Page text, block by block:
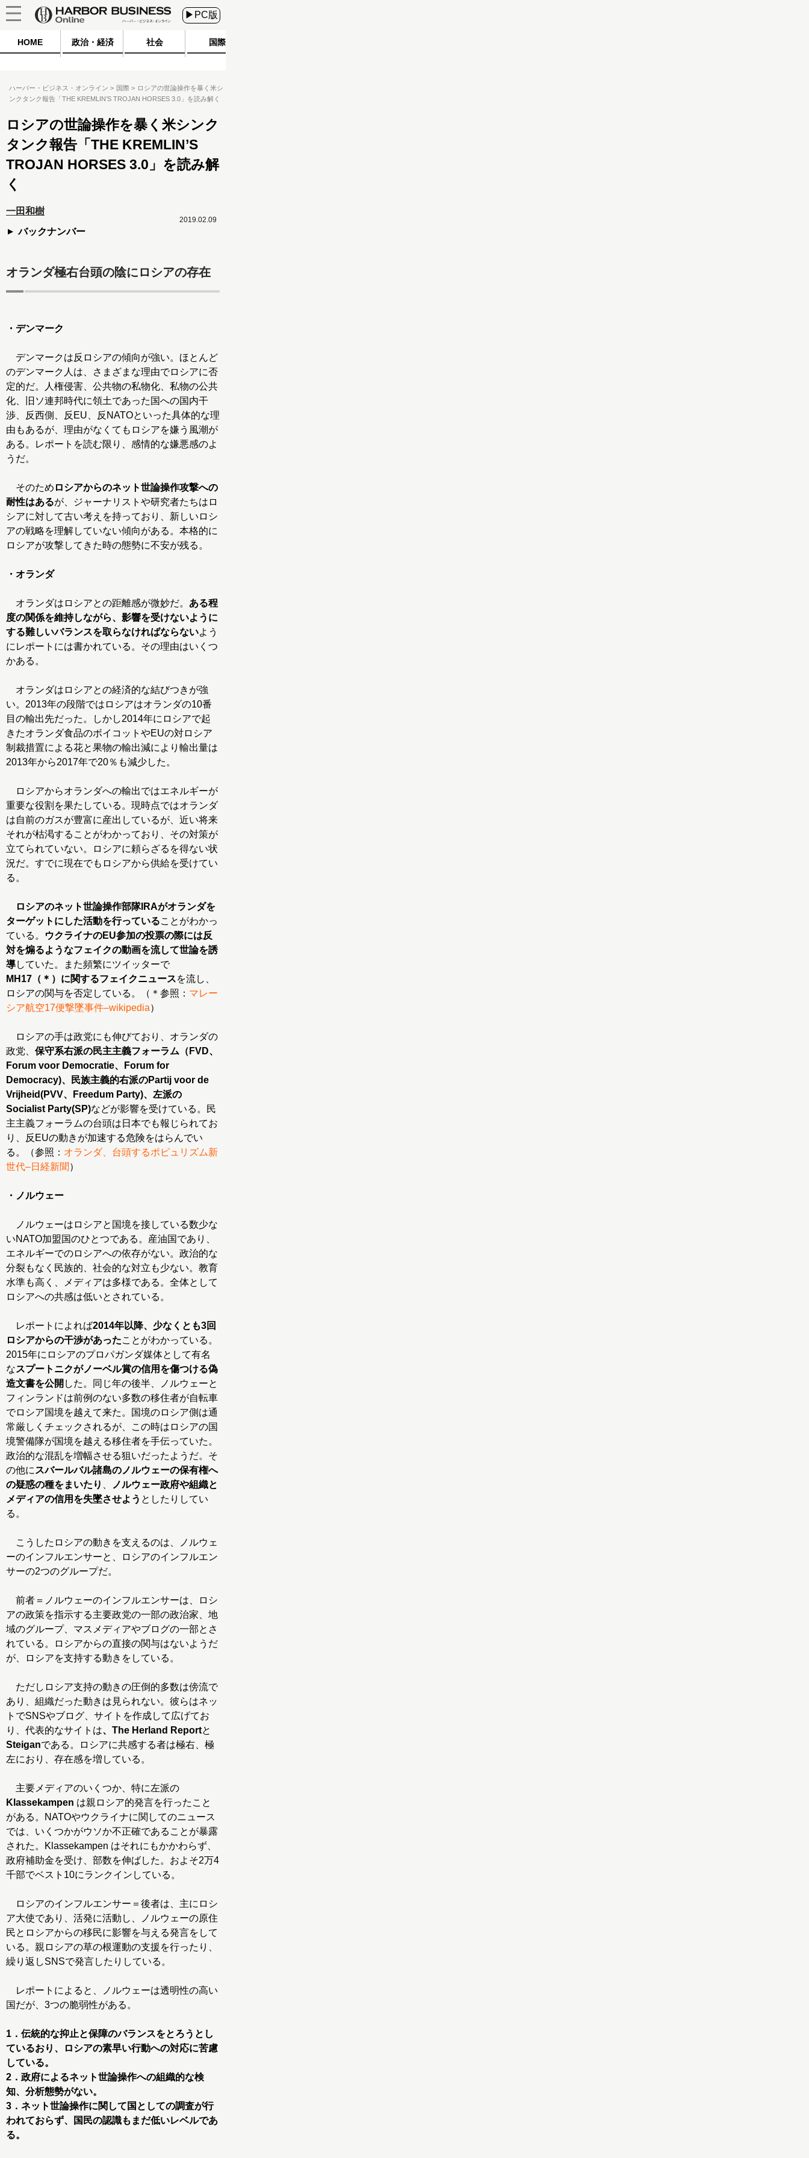
▶PC版
HOME 政治・経済 社会 国際
ハーバー・ビジネス・オンライン 国際
ロシアの世論操作を暴く米シ
ンクタンク報告「THE KREMLIN’S TROJAN HORSES 3.0」を読み解く
ロシアの世論操作を暴く米シンク
タンク報告「THE KREMLIN’S
TROJAN HORSES 3.0」を読み解
く
一田和樹
バックナンバー
2019.02.09
オランダ極右台頭の陰にロシアの存在
・デンマーク
デンマークは反ロシアの傾向が強い。ほとんど
のデンマーク人は、さまざまな理由でロシアに否
定的だ。人権侵害、公共物の私物化、私物の公共
化、旧ソ連邦時代に領土であった国への国内干
渉、反西側、反EU、反NATOといった具体的な理
由もあるが、理由がなくてもロシアを嫌う風潮が
ある。レポートを読む限り、感情的な嫌悪感のよ
うだ。
そのため ロシアからのネット世論操作攻撃への
耐性はあるが、ジャーナリストや研究者たちはロ
シアに対して古い考えを持っており、新しいロシ
アの戦略を理解していない傾向がある。本格的に
ロシアが攻撃してきた時の態勢に不安が残る。
・オランダ
オランダはロシアとの距離感が微妙だ。 ある程
度の関係を維持しながら、影響を受けないように
する難しいバランスを取らなければならないよう
にレポートには書かれている。その理由はいくつ
かある。
オランダはロシアとの経済的な結びつきが強
い。2013年の段階ではロシアはオランダの10番
目の輸出先だった。しかし2014年にロシアで起
きたオランダ食品のボイコットやEUの対ロシア
制裁措置による花と果物の輸出減により輸出量は
2013年から2017年で20％も減少した。
ロシアからオランダへの輸出ではエネルギーが
重要な役割を果たしている。現時点ではオランダ
は自前のガスが豊富に産出しているが、近い将来
それが枯渇することがわかっており、その対策が
立てられていない。ロシアに頼らざるを得ない状
況だ。すでに現在でもロシアから供給を受けてい
る。
ロシアのネット世論操作部隊IRAがオランダを
ターゲットにした活動を行っていることがわかっ
ている。
ウクライナのEU参加の投票の際には反
対を煽るようなフェイクの動画を流して世論を誘
導していた。また頻繁にツイッターで
MH17（＊）に関するフェイクニュースを流し、
ロシアの関与を否定している。（＊参照： マレー
シア航空17便撃墜事件–wikipedia）
ロシアの手は政党にも伸びており、オランダの
政党、 保守系右派の民主主義フォーラム（FVD、
Forum voor Democratie、Forum for
Democracy)、民族主義的右派のPartij voor de
Vrijheid(PVV、Freedum Party)、左派の
Socialist Party(SP)などが影響を受けている。民
主主義フォーラムの台頭は日本でも報じられてお
り、反EUの動きが加速する危険をはらんでい
る。（参照： オランダ、台頭するポピュリズム新
世代–日経新聞 ）
・ノルウェー
ノルウェーはロシアと国境を接している数少な
いNATO加盟国のひとつである。産油国であり、
エネルギーでのロシアへの依存がない。政治的な
分裂もなく民族的、社会的な対立も少ない。教育
水準も高く、メディアは多様である。全体として
ロシアへの共感は低いとされている。
レポートによれば2014年以降、少なくとも3回
ロシアからの干渉があったことがわかっている。
2015年にロシアのプロパガンダ媒体として有名
なスプートニクがノーベル賞の信用を傷つける偽
造文書を公開 した。同じ年の後半、ノルウェーと
フィンランドは前例のない多数の移住者が自転車
でロシア国境を越えて来た。国境のロシア側は通
常厳しくチェックされるが、この時はロシアの国
境警備隊が国境を越える移住者を手伝っていた。
政治的な混乱を増幅させる狙いだったようだ。そ
の他に スバールバル諸島のノルウェーの保有権へ
の疑惑の種をまいたり
ノルウェー政府や組織と
メディアの信用を失墜させよう としたりしてい
る。
こうしたロシアの動きを支えるのは、ノルウェ
ーのインフルエンサーと、ロシアのインフルエン
サーの2つのグループだ。
前者＝ノルウェーのインフルエンサーは、ロシ
アの政策を指示する主要政党の一部の政治家、地
域のグループ、マスメディアやブログの一部とさ
れている。ロシアからの直接の関与はないようだ
が、ロシアを支持する動きをしている。
ただしロシア支持の動きの圧倒的多数は傍流で
あり、組織だった動きは見られない。彼らはネッ
トでSNSやブログ、サイトを作成して広げてお
り、代表的なサイトは、The Herland Reportと
Steiganである。ロシアに共感する者は極右、極
左におり、存在感を増している。
主要メディアのいくつか、特に左派の
Klassekampen は親ロシア的発言を行ったこと
がある。NATOやウクライナに関してのニュース
では、いくつかがウソか不正確であることが暴露
された。Klassekampen はそれにもかかわらず、
政府補助金を受け、部数を伸ばした。およそ2万4
千部でベスト10にランクインしている。
ロシアのインフルエンサー＝後者は、主にロシ
ア大使であり、活発に活動し、ノルウェーの原住
民とロシアからの移民に影響を与える発言をして
いる。親ロシアの草の根運動の支援を行ったり、
繰り返しSNSで発言したりしている。
レポートによると、ノルウェーは透明性の高い
国だが、3つの脆弱性がある。
1．伝統的な抑止と保障のバランスをとろうとし
ているおり、ロシアの素早い行動への対応に苦慮
している。
2．政府によるネット世論操作への組織的な検
知、分析態勢がない。
3．ネット世論操作に関して国としての調査が行
われておらず、国民の認識もまだ低いレベルであ
る。